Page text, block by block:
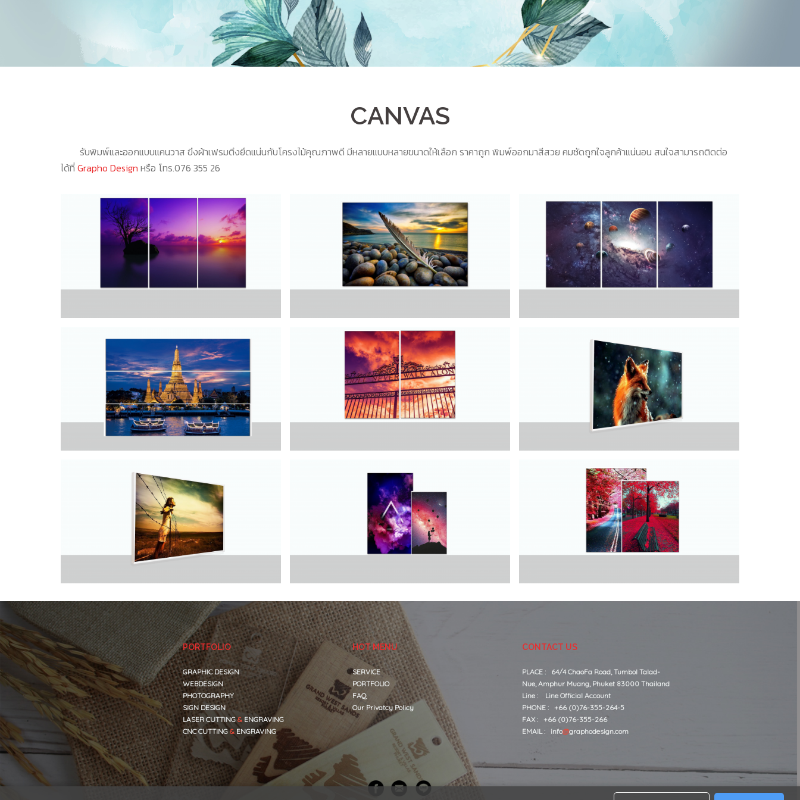
CANVAS
รับพิมพ์และออกแบบแคนวาส ขึงผ้าเฟรมตึงยึดแน่นกับโครงไม้คุณภาพดี มีหลายแบบหลายขนาดให้เลือก ราคาถูก พิมพ์ออกมาสีสวย คมชัดถูกใจลูกค้าแน่นอน สนใจสามารถติดต่อ
ได้ที่ Grapho Design หรือ โทร.076 355 26
PORTFOLIO
GRAPHIC DESIGN
WEBDESIGN
PHOTOGRAPHY
SIGN DESIGN
LASER CUTTING& ENGRAVING
CNC CUTTING& ENGRAVING
HOT MENU
SERVICE
PORTFOLIO
FAQ
Our Privatcy Policy
CONTACT US
PLACE : 64/4 ChaoFa Road, Tumbol Talad-
Nue, Amphur Muang, Phuket 83000 Thailand
Line : Line Official Account
PHONE : +66 (0)76-355-264-5
FAX : +66 (0)76-355-266
EMAIL : info@graphodesign.com